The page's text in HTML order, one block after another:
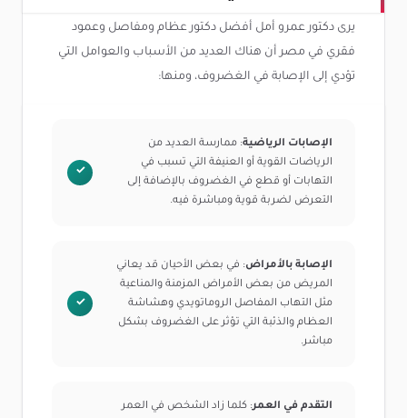
يرى دكتور عمرو أمل أفضل دكتور عظام ومفاصل وعمود
فقري في مصر أن هناك العديد من الأسباب والعوامل التي
تؤدي إلى الإصابة في الغضروف، ومنها:
الإصابات الرياضية: ممارسة العديد من
الرياضات القوية أو العنيفة التي تسبب في
التهابات أو قطع في الغضروف بالإضافة إلى
التعرض لضربة قوية ومباشرة فيه.
الإصابة بالأمراض: في بعض الأحيان قد يعاني
المريض من بعض الأمراض المزمنة والمناعية
مثل التهاب المفاصل الروماتويدي وهشاشة
العظام والذئبة التي تؤثر على الغضروف بشكل
مباشر.
التقدم في العمر: كلما زاد الشخص في العمر